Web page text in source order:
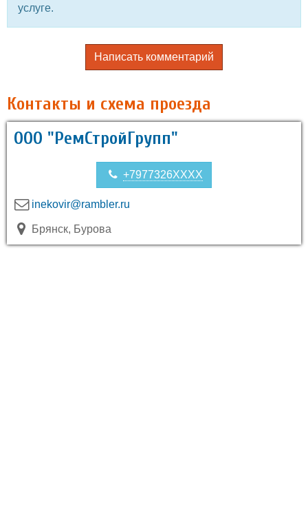
услуге.
Написать комментарий
Контакты и схема проезда
ООО "РемСтройГрупп"
+7977326XXXX
inekovir@rambler.ru
Брянск, Бурова